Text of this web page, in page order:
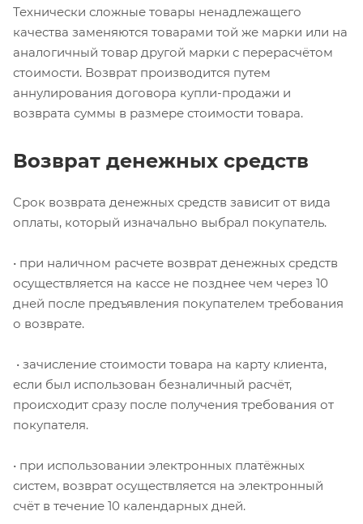
Технически сложные товары ненадлежащего
качества заменяются товарами той же марки или на
аналогичный товар другой марки с перерасчётом
стоимости. Возврат производится путем
аннулирования договора купли-продажи и
возврата суммы в размере стоимости товара.
Возврат денежных средств
Срок возврата денежных средств зависит от вида
оплаты, который изначально выбрал покупатель.
• при наличном расчете возврат денежных средств
осуществляется на кассе не позднее чем через 10
дней после предъявления покупателем требования
о возврате.
• зачисление стоимости товара на карту клиента,
если был использован безналичный расчёт,
происходит сразу после получения требования от
покупателя.
• при использовании электронных платёжных
систем, возврат осуществляется на электронный
счёт в течение 10 календарных дней.